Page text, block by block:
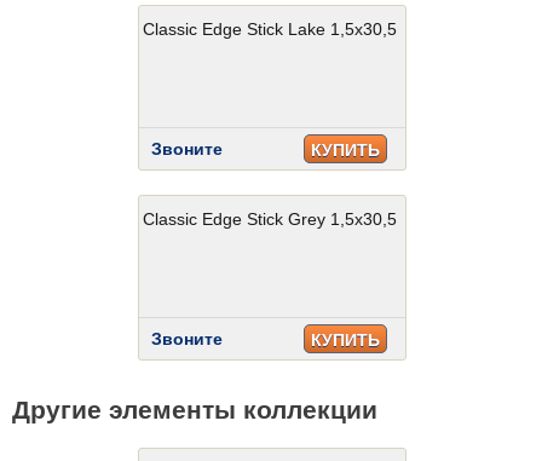
Classic Edge Stick Lake 1,5x30,5
Звоните КУПИТЬ
Classic Edge Stick Grey 1,5x30,5
Звоните КУПИТЬ
Другие элементы коллекции